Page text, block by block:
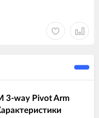
3-way Pivot Arm